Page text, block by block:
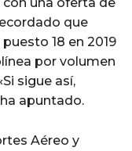
que
18 en 2019
por volumen
sigue así,
apuntado.
Aéreo y